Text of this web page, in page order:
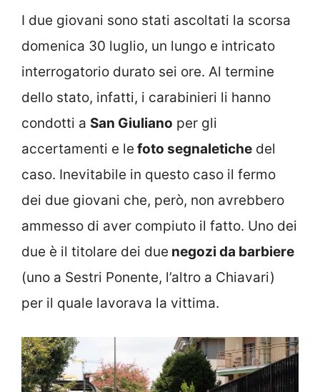
I due giovani sono stati ascoltati la scorsa
domenica 30 luglio, un lungo e intricato
interrogatorio durato sei ore. Al termine
dello stato, infatti, i carabinieri li hanno
condotti a San Giuliano per gli
accertamenti e le foto segnaletiche del
caso. Inevitabile in questo caso il fermo
dei due giovani che, però, non avrebbero
ammesso di aver compiuto il fatto. Uno dei
due è il titolare dei due negozi da barbiere
(uno a Sestri Ponente, l’altro a Chiavari)
per il quale lavorava la vittima.